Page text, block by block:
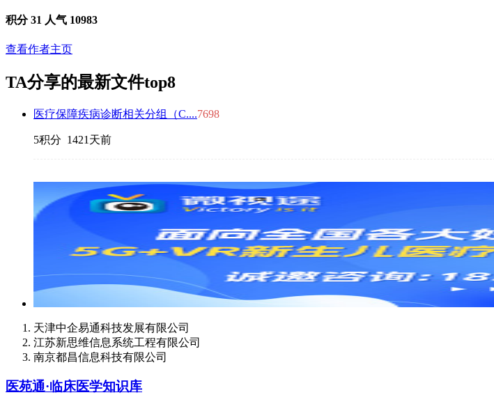
积分 31 人气 10983
查看作者主页
TA分享的最新文件top8
医疗保障疾病诊断相关分组（C....7698
5积分 1421天前
天津中企易通科技发展有限公司
江苏新思维信息系统工程有限公司
南京都昌信息科技有限公司
医苑通·临床医学知识库